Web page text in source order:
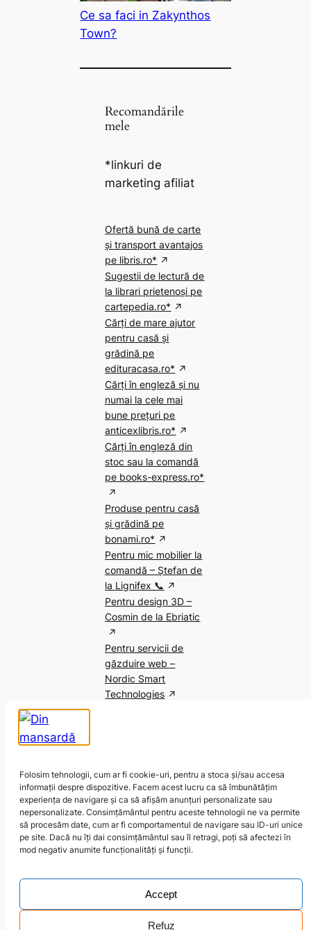
Folosim tehnologii, cum ar fi cookie-uri, pentru a stoca și/sau accesa
informații despre dispozitive. Facem acest lucru ca să îmbunătățim
experiența de navigare și ca să afișăm anunțuri personalizate sau
nepersonalizate. Consimțământul pentru aceste tehnologii ne va permite
să procesăm date, cum ar fi comportamentul de navigare sau ID-uri unice
pe site. Dacă nu îți dai consimțământul sau îl retragi, poți să afectezi în
mod negativ anumite funcționalități și funcții.
Accept
Refuz
Ce sa faci in Zakynthos
Town?
Recomandările
mele
*linkuri de
marketing afiliat
Ofertă bună de carte
și transport avantajos
pe libris.ro*
Sugestii de lectură de
la librari prietenoși pe
cartepedia.ro*
Cărți de mare ajutor
pentru casă și
grădină pe
edituracasa.ro*
Cărți în engleză și nu
numai la cele mai
bune prețuri pe
anticexlibris.ro*
Cărți în engleză din
stoc sau la comandă
pe books-express.ro*
Produse pentru casă
și grădină pe
bonami.ro*
Pentru mic mobilier la
comandă – Ștefan de
la Lignifex 📞
Pentru design 3D –
Cosmin de la Ebriatic
Pentru servicii de
găzduire web –
Nordic Smart
Technologies
LinkedIn
Goodreads
Pinterest
Instagram
Facebook
Behance
Politica de confidențialitate și cookies
Conduită|Hai să vorbim!
Ivona Mariș | Made with 🖤 by